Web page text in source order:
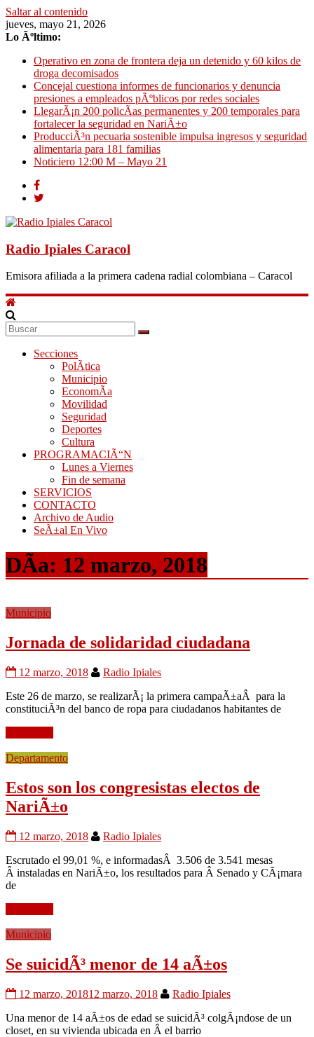
Saltar al contenido
jueves, mayo 21, 2026
Lo Ãºltimo:
Operativo en zona de frontera deja un detenido y 60 kilos de
droga decomisados
Concejal cuestiona informes de funcionarios y denuncia
presiones a empleados pÃºblicos por redes sociales
LlegarÃ¡n 200 policÃ­as permanentes y 200 temporales para
fortalecer la seguridad en NariÃ±o
ProducciÃ³n pecuaria sostenible impulsa ingresos y seguridad
alimentaria para 181 familias
Noticiero 12:00 M – Mayo 21
Radio Ipiales Caracol
Emisora afiliada a la primera cadena radial colombiana – Caracol
Secciones
PolÃ­tica
Municipio
EconomÃ­a
Movilidad
Seguridad
Deportes
Cultura
PROGRAMACIÃ“N
Lunes a Viernes
Fin de semana
SERVICIOS
CONTACTO
Archivo de Audio
SeÃ±al En Vivo
DÃ­a: 12 marzo, 2018
Municipio
Jornada de solidaridad ciudadana
12 marzo, 2018
Radio Ipiales
Este 26 de marzo, se realizarÃ¡ la primera campaÃ±aÂ para la
constituciÃ³n del banco de ropa para ciudadanos habitantes de
Departamento
Estos son los congresistas electos de
NariÃ±o
12 marzo, 2018
Radio Ipiales
Escrutado el 99,01 %, e informadasÂ 3.506 de 3.541 mesas
Â instaladas en NariÃ±o, los resultados para Â Senado y CÃ¡mara
de
Municipio
Se suicidÃ³ menor de 14 aÃ±os
12 marzo, 201812 marzo, 2018
Radio Ipiales
Una menor de 14 aÃ±os de edad se suicidÃ³ colgÃ¡ndose de un
closet, en su vivienda ubicada en Â el barrio